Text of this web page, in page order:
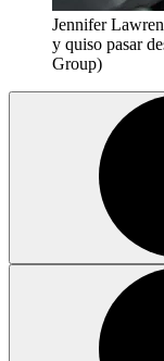
Jennifer
y quiso pasar
Group)